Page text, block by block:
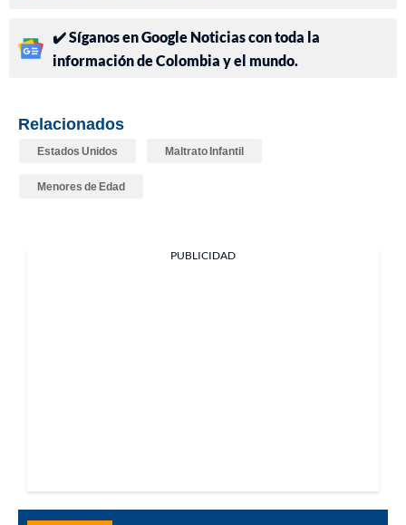
✔️ Síganos en Google Noticias con toda la
información de Colombia y el mundo.
Relacionados
Estados Unidos Maltrato Infantil
Menores de Edad
PUBLICIDAD